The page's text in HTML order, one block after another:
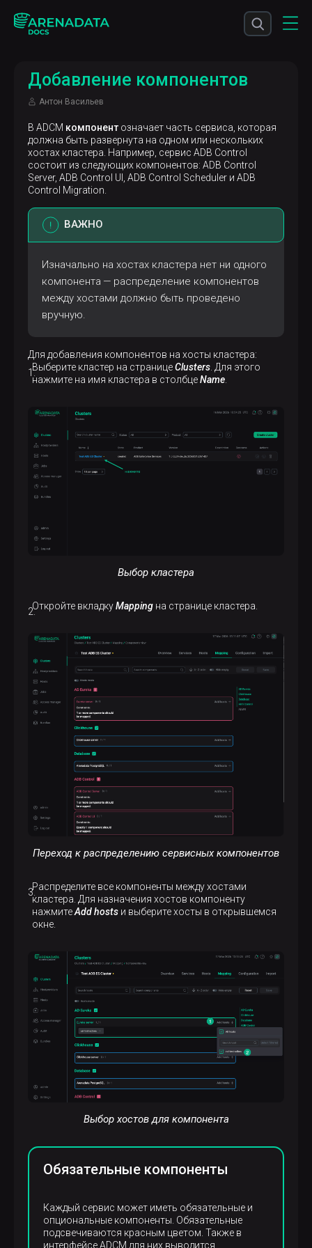
Добавление компонентов
Антон Васильев
В ADCM компонент означает часть сервиса, которая
должна быть развернута на одном или нескольких
хостах кластера. Например, сервис ADB Control
состоит из следующих компонентов: ADB Control
Server, ADB Control UI, ADB Control Scheduler и ADB
Control Migration.
ВАЖНО
Изначально на хостах кластера нет ни одного
компонента — распределение компонентов
между хостами должно быть проведено
вручную.
Для добавления компонентов на хосты кластера:
Выберите кластер на страницеClusters . Для этого
нажмите на имя кластера в столбцеName
Выбор кластера
Откройте вкладкуMapping на странице кластера.
Переход к распределению сервисных компонентов
Распределите все компоненты между хостами
кластера. Для назначения хостов компоненту
нажмитеAdd hosts и выберите хосты в открывшемся
окне.
Выбор хостов для компонента
Обязательные компоненты
Каждый сервис может иметь обязательные и
опциональные компоненты. Обязательные
подсвечиваются красным цветом. Также в
интерфейсе ADCM для них выводится